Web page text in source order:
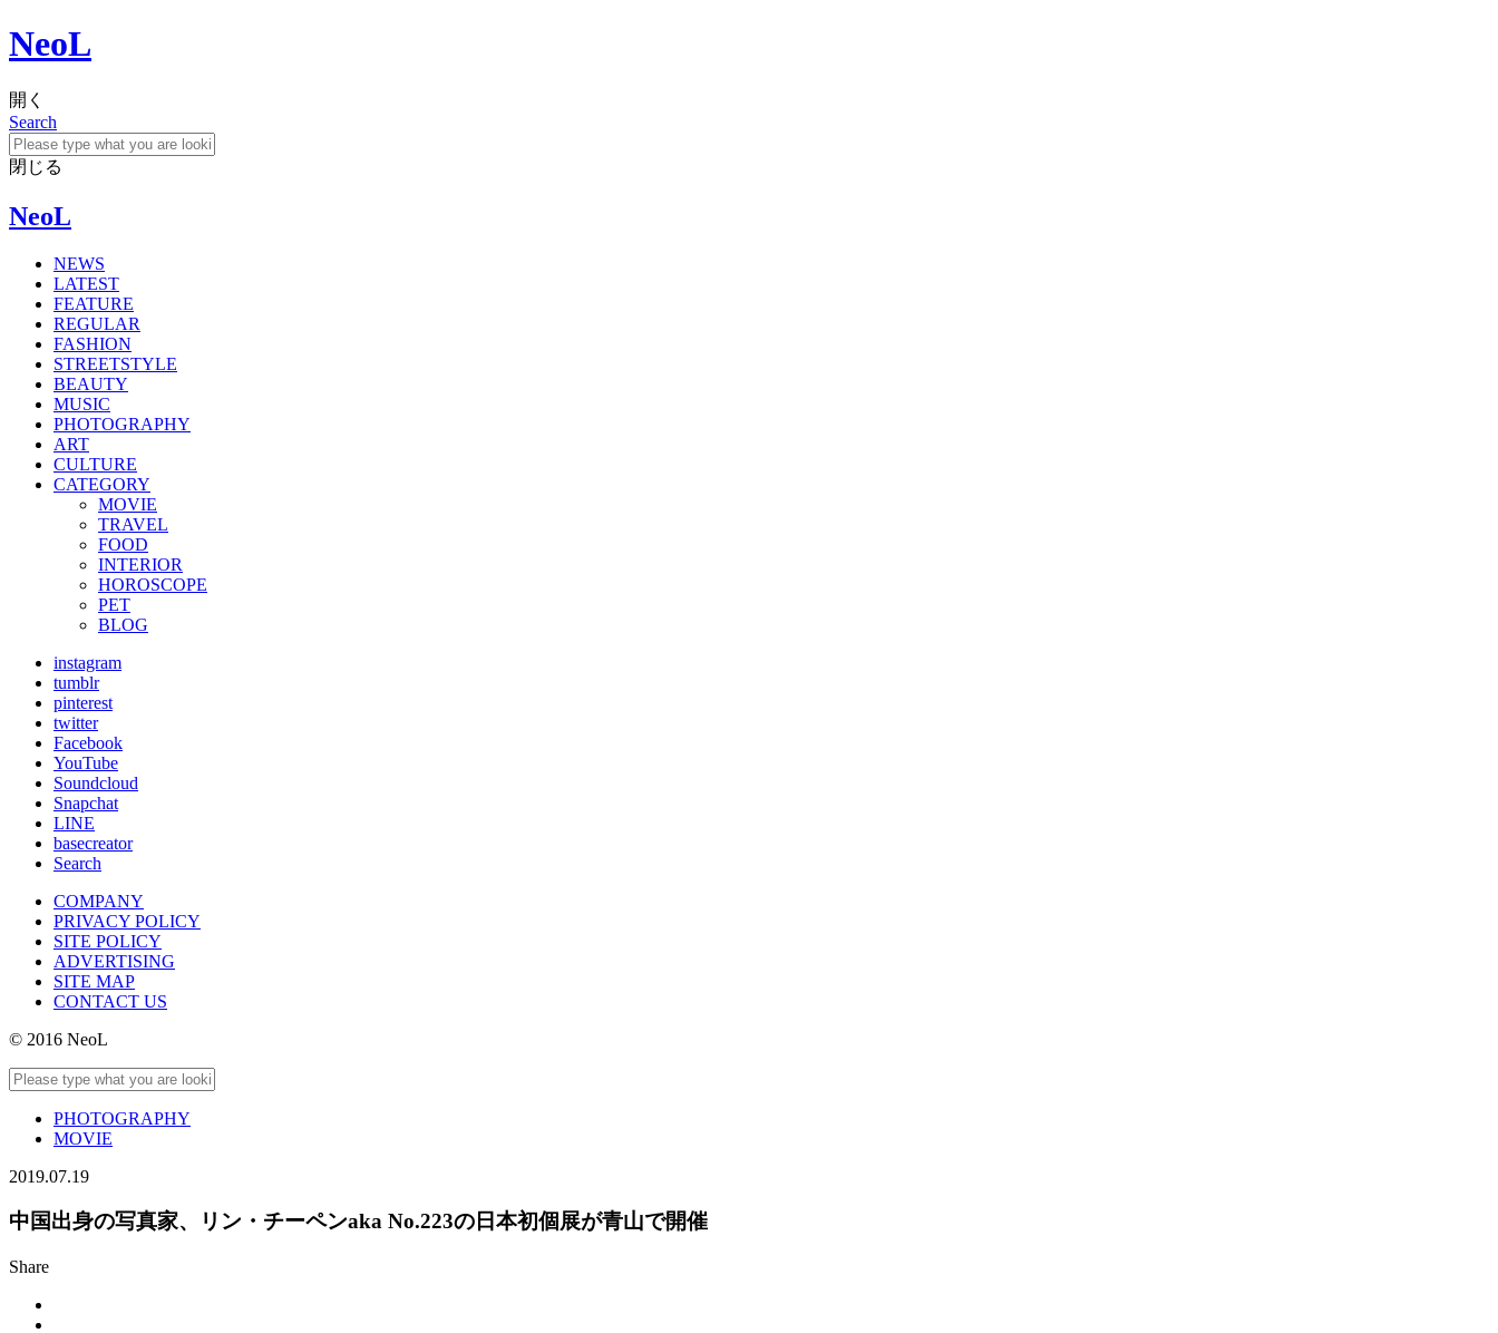
NeoL
開く
Search
閉じる
NeoL
NEWS
LATEST
FEATURE
REGULAR
FASHION
STREETSTYLE
BEAUTY
MUSIC
PHOTOGRAPHY
ART
CULTURE
CATEGORY
MOVIE
TRAVEL
FOOD
INTERIOR
HOROSCOPE
PET
BLOG
instagram
tumblr
pinterest
twitter
Facebook
YouTube
Soundcloud
Snapchat
LINE
basecreator
Search
COMPANY
PRIVACY POLICY
SITE POLICY
ADVERTISING
SITE MAP
CONTACT US
© 2016 NeoL
PHOTOGRAPHY
MOVIE
2019.07.19
中国出身の写真家、リン・チーペンaka No.223の日本初個展が青山で開催
Share